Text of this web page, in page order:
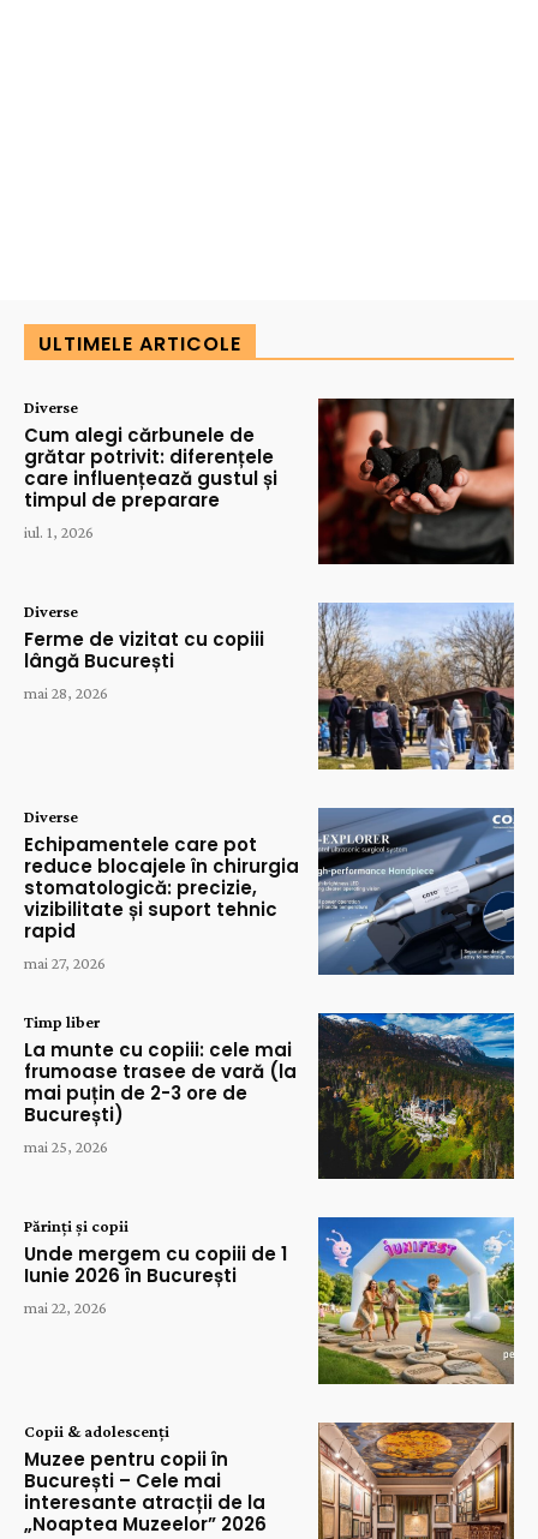
ULTIMELE ARTICOLE
Diverse
Cum alegi cărbunele de
grătar potrivit: diferențele
care influențează gustul și
timpul de preparare
iul. 1, 2026
Diverse
Ferme de vizitat cu copiii
lângă București
mai 28, 2026
Diverse
Echipamentele care pot
reduce blocajele în chirurgia
stomatologică: precizie,
vizibilitate și suport tehnic
rapid
mai 27, 2026
Timp liber
La munte cu copiii: cele mai
frumoase trasee de vară (la
mai puțin de 2-3 ore de
București)
mai 25, 2026
Părinți și copii
Unde mergem cu copiii de 1
Iunie 2026 în București
mai 22, 2026
Copii & adolescenți
Muzee pentru copii în
București – Cele mai
interesante atracții de la
„Noaptea Muzeelor” 2026